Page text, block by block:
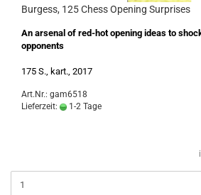
Burgess, 125 Chess Opening Surprises
An arsenal of red-hot opening ideas to
opponents
175 S., kart., 2017
Art.Nr.: gam6518
Lieferzeit:
1-2 Tage